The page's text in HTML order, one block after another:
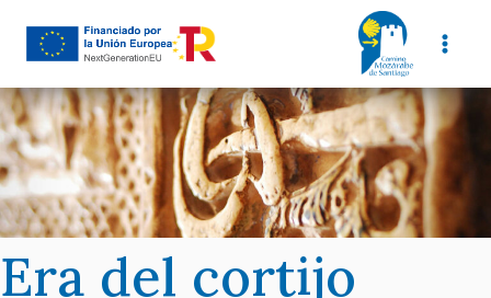
Era del cortijo